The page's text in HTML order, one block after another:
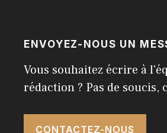
ENVOYEZ-NOUS UN
Vous souhaitez écrire à
rédaction ? Pas de soucis,
CONTACTEZ-NOUS